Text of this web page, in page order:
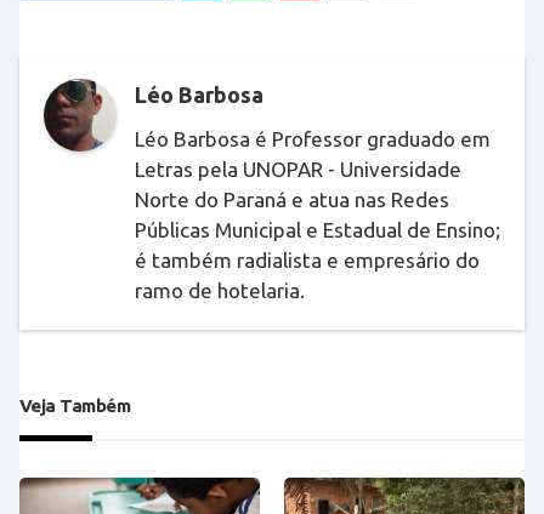
Léo Barbosa
Léo Barbosa é Professor graduado em
Letras pela UNOPAR - Universidade
Norte do Paraná e atua nas Redes
Públicas Municipal e Estadual de Ensino;
é também radialista e empresário do
ramo de hotelaria.
Veja Também